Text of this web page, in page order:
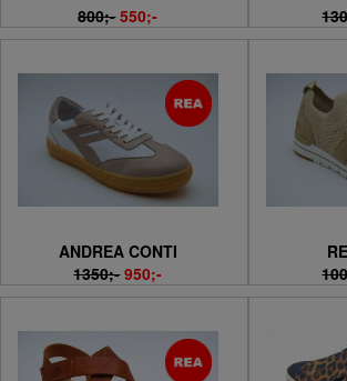
800;- 550;-
ANDREA CONTI
1350;- 950;-